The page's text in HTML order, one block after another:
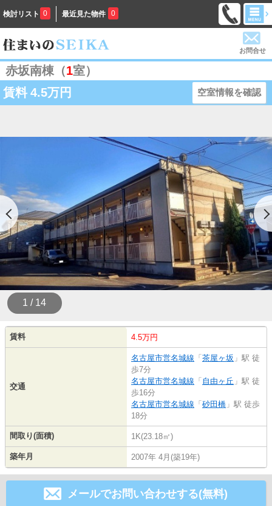
検討リスト 0 最近見た物件 0
お問合せ
赤坂南棟（1室）
賃料 4.5万円 空室情報を確認
1 / 14
賃料 4.5万円
交通
名古屋市営名城線 「 茶屋ヶ坂 」駅 徒
歩7分
名古屋市営名城線 「 自由ヶ丘 」駅 徒
歩16分
名古屋市営名城線 「 砂田橋 」駅 徒歩
18分
間取り(面積) 1K(23.18㎡)
築年月 2007年 4月(築19年)
メールでお問い合わせする(無料)